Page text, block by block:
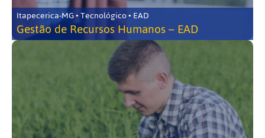
Itapecerica-MG • Tecnológico • EAD
Gestão de Recursos Humanos – EAD